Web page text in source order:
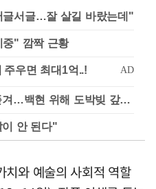
글서글…잘 살길 바랐는데"
중" 깜짝 근황
차가원 "MC몽에 400억 뜯겨…백현 위해 도박빚 갚아줘"
이 안 된다"
치와 예술의 사회적 역할